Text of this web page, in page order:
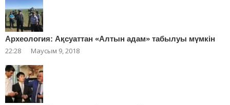
Археология: Ақсуаттан «Алтын адам» табылуы мүмкін
22:28 Маусым 9, 2018